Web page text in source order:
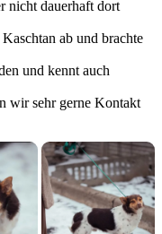
nicht dauerhaft dort
ab und brachte
und kennt auch
wir sehr gerne Kontakt